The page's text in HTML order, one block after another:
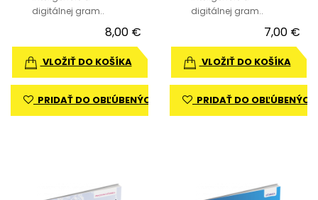
digitálnej gram..
8,00 €
VLOŽIŤ DO KOŠÍKA
PRIDAŤ DO OBĽÚBENÝCH
digitálnej gram..
7,00 €
VLOŽIŤ DO KOŠÍKA
PRIDAŤ DO OBĽÚBENÝCH